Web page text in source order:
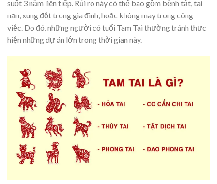
suốt 3 năm liên tiếp. Rủi ro này có thể bao gồm bệnh tật, tai
nạn, xung đột trong gia đình, hoặc không may trong công
việc. Do đó, những người có tuổi Tam Tai thường tránh thực
hiện những dự án lớn trong thời gian này.